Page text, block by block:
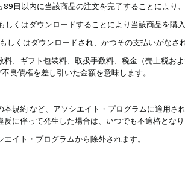
日以内に当該商品の注文を完了することにより
くはダウンロードすることにより当該商品を購入
くはダウンロードされ、かつその支払いがなされ
、ギフト包装料、取扱手数料、税金（売上税お
良債権を差し引いた金額を意味します。
規約 など、アソシエイト・プログラムに適用さ
反に伴って発生した場合は、いつでも不適格となり
イト・プログラムから除外されます。